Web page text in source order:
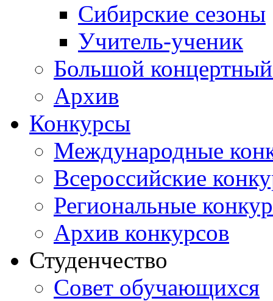
Сибирские сезоны
Учитель-ученик
Большой концертный
Архив
Конкурсы
Международные
Всероссийские
Региональные
Архив конкурсов
Студенчество
Совет обучающихся